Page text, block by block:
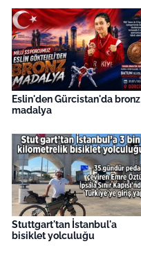
Eslin'den Gürcistan'da bronz
madalya
Stuttgart'tan İstanbul'a
bisiklet yolculuğu